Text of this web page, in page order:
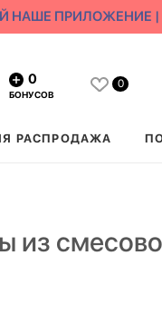
ПРИЛОЖЕНИЕ |
0
БОНУСОВ
0
РАСПРОДАЖА
из